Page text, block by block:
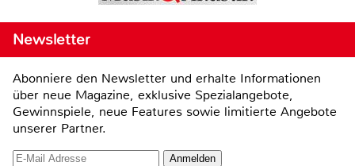
Newsletter
Abonniere den Newsletter und erhalte Informationen
über neue Magazine, exklusive Spezialangebote,
Gewinnspiele, neue Features sowie limitierte Angebote
unserer Partner.